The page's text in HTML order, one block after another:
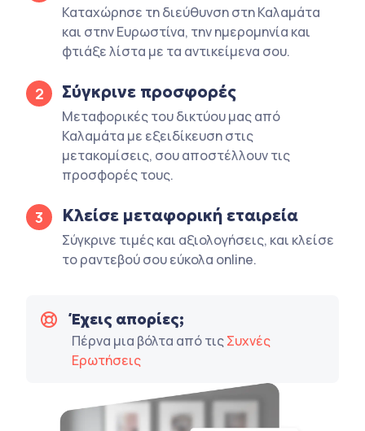
Καταχώρησε τη διεύθυνση στη Καλαμάτα
και στην Ευρωστίνα, την ημερομηνία και
φτιάξε λίστα με τα αντικείμενα σου.
2 Σύγκρινε προσφορές
Μεταφορικές του δικτύου μας από
Καλαμάτα με εξειδίκευση στις
μετακομίσεις, σου αποστέλλουν τις
προσφορές τους.
3 Κλείσε μεταφορική εταιρεία
Σύγκρινε τιμές και αξιολογήσεις, και κλείσε
το ραντεβού σου εύκολα online.
Έχεις απορίες;
Πέρνα μια βόλτα από τιςΣυχνές
Ερωτήσεις